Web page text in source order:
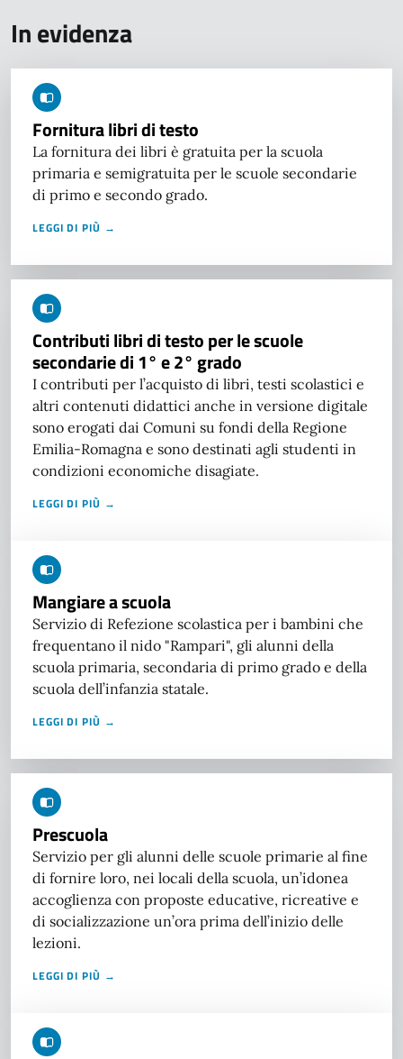
In evidenza
Fornitura libri di testo
La fornitura dei libri è gratuita per la scuola
primaria e semigratuita per le scuole secondarie
di primo e secondo grado.
LEGGI DI PIÙ →
Contributi libri di testo per le scuole
secondarie di 1° e 2° grado
I contributi per l’acquisto di libri, testi scolastici e
altri contenuti didattici anche in versione digitale
sono erogati dai Comuni su fondi della Regione
Emilia-Romagna e sono destinati agli studenti in
condizioni economiche disagiate.
LEGGI DI PIÙ →
Mangiare a scuola
Servizio di Refezione scolastica per i bambini che
frequentano il nido "Rampari", gli alunni della
scuola primaria, secondaria di primo grado e della
scuola dell’infanzia statale.
LEGGI DI PIÙ →
Prescuola
Servizio per gli alunni delle scuole primarie al fine
di fornire loro, nei locali della scuola, un’idonea
accoglienza con proposte educative, ricreative e
di socializzazione un’ora prima dell’inizio delle
lezioni.
LEGGI DI PIÙ →